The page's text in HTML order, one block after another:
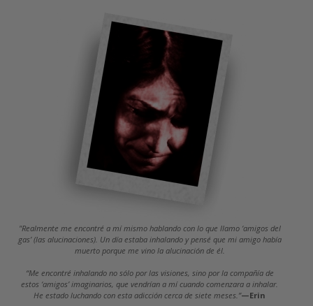
"Realmente me encontré a mí mismo hablando con lo que llamo ‘amigos del
gas’ (las alucinaciones). Un día estaba inhalando y pensé que mi amigo había
muerto porque me vino la alucinación de él.
“Me encontré inhalando no sólo por las visiones, sino por la compañía de
estos ‘amigos’ imaginarios, que vendrían a mí cuando comenzara a inhalar.
He estado luchando con esta adicción cerca de siete meses.”—Erin